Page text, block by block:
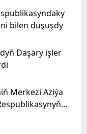
bilen duşuşdy
Daşary işler
Merkezi Aziýa